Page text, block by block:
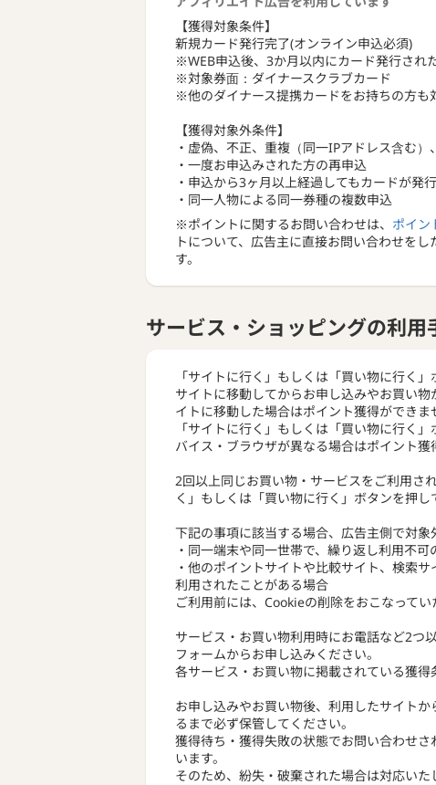
━━
有効期限のない
貯めたポイント
【獲得対象条件】
新規カード発行完了(オンライン申込必須)
※WEB申込後、3か月以内にカード発行され
※対象券面：ダイナースクラブカード
※他のダイナース提携カードをお持ちの方も
【獲得対象外条件】
・虚偽、不正、重複（同一IPアドレス含む
・一度お申込みされた方の再申込
・申込から3ヶ月以上経過してもカードが発
・同一人物による同一券種の複数申込
※ポイントに関するお問い合わせは、 ポイン
トについて、広告主に直接お問い合わせを
す。
サービス・ショッピングの利用
「サイトに行く」もしくは「買い物に行く
サイトに移動してからお申し込みやお買い
イトに移動した場合はポイント獲得ができま
「サイトに行く」もしくは「買い物に行く
バイス・ブラウザが異なる場合はポイント獲
2回以上同じお買い物・サービスをご利用さ
く」もしくは「買い物に行く」ボタンを押し
下記の事項に該当する場合、広告主側で対象
・同一端末や同一世帯で、繰り返し利用不
・他のポイントサイトや比較サイト、検索
利用されたことがある場合
ご利用前には、Cookieの削除をおこなってい
サービス・お買い物利用時にお電話など2つ
フォームからお申し込みください。
各サービス・お買い物に掲載されている獲得
お申し込みやお買い物後、利用したサイト
るまで必ず保管してください。
獲得待ち・獲得失敗の状態でお問い合わせ
います。
そのため、紛失・破棄された場合は対応いた